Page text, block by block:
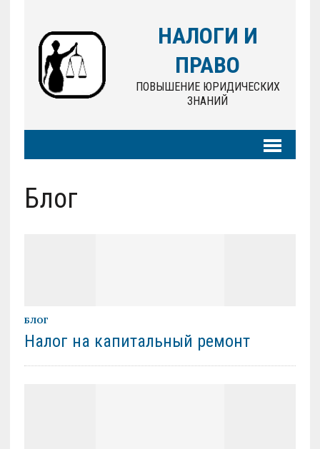
НАЛОГИ И
ПРАВО
ПОВЫШЕНИЕ ЮРИДИЧЕСКИХ
ЗНАНИЙ
Блог
БЛОГ
Налог на капитальный ремонт